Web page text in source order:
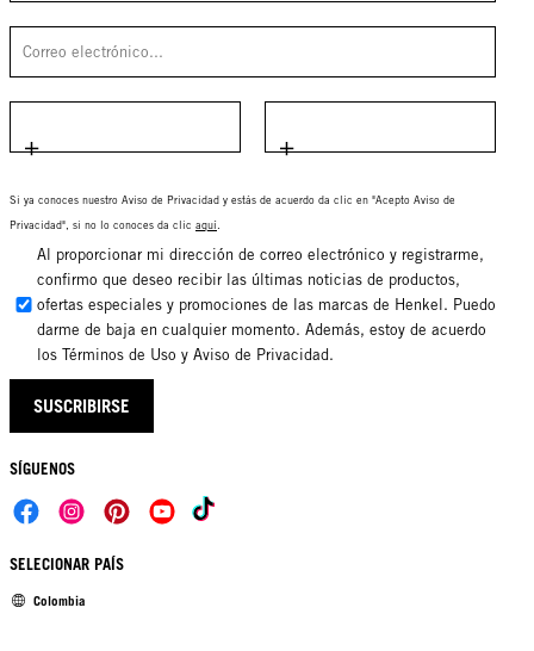
Si ya conoces nuestro Aviso de Privacidad y estás de acuerdo da clic en "Acepto Aviso de
Privacidad", si no lo conoces da clic aquí
Al proporcionar mi dirección de correo electrónico y registrarme,
confirmo que deseo recibir las últimas noticias de productos,
ofertas especiales y promociones de las marcas de Henkel. Puedo
darme de baja en cualquier momento. Además, estoy de acuerdo
los Términos de Uso y Aviso de Privacidad.
SUSCRIBIRSE
SÍGUENOS
SELECIONAR PAÍS
Colombia